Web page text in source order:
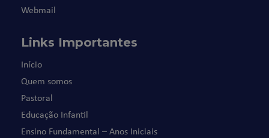
Webmail
Links Importantes
Início
Quem somos
Pastoral
Educação Infantil
Ensino Fundamental – Anos Iniciais